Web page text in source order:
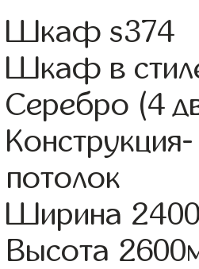
Шкаф s374
Шкаф в
Серебро (4
потолок
Ширина
Высота